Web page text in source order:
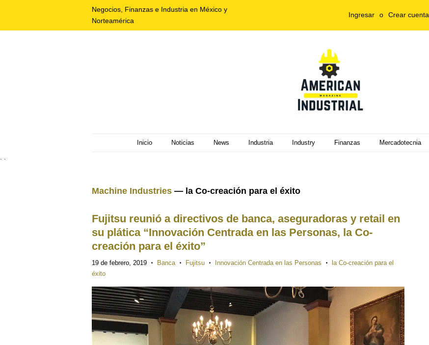
Negocios, Finanzas e Industria en México y
Norteamérica
Ingresar o Crear cuenta
Inicio Noticias News Industria Industry Finanzas Mercadotecnia
. .
Machine Industries — la Co-creación para el éxito
Fujitsu reunió a directivos de banca, aseguradoras y retail en
su plática “Innovación Centrada en las Personas, la Co-
creación para el éxito”
19 de febrero, 2019 • Banca • Fujitsu • Innovación Centrada en las Personas •
la Co-creación para el
éxito